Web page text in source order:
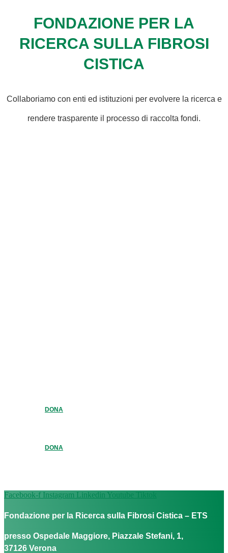
FONDAZIONE PER LA
RICERCA SULLA FIBROSI
CISTICA
Collaboriamo con enti ed istituzioni per evolvere la ricerca e
rendere trasparente il processo di raccolta fondi.
DONA
DONA
Facebook-f Instagram Linkedin Youtube Tiktok
Fondazione per la Ricerca sulla Fibrosi Cistica – ETS
presso Ospedale Maggiore, Piazzale Stefani, 1,
37126 Verona